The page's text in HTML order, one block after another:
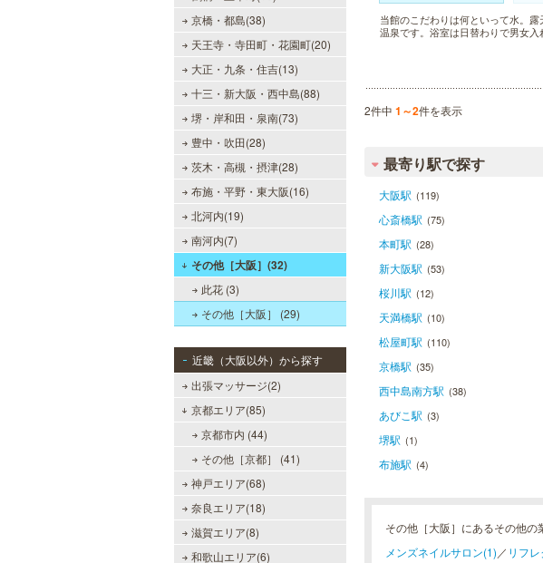
京橋・都島(38)
天王寺・寺田町・花園町(20)
大正・九条・住吉(13)
十三・新大阪・西中島(88)
堺・岸和田・泉南(73)
豊中・吹田(28)
茨木・高槻・摂津(28)
布施・平野・東大阪(16)
北河内(19)
南河内(7)
その他［大阪］(32)
此花 (3)
その他［大阪］ (29)
近畿（大阪以外）から探す
出張マッサージ(2)
京都エリア(85)
京都市内 (44)
その他［京都］ (41)
神戸エリア(68)
奈良エリア(18)
滋賀エリア(8)
和歌山エリア(6)
当館のこだわりは何といって水。
温泉です。浴室は日替わりで男女入
2件中 1～2件を表示
最寄り駅で探す
大阪駅 (119)
心斎橋駅 (75)
本町駅 (28)
新大阪駅 (53)
桜川駅 (12)
天満橋駅 (10)
松屋町駅 (110)
京橋駅 (35)
西中島南方駅 (38)
あびこ駅 (3)
堺駅 (1)
布施駅 (4)
その他［大阪］にあるその他の
メンズネイルサロン(1) ／ リフ